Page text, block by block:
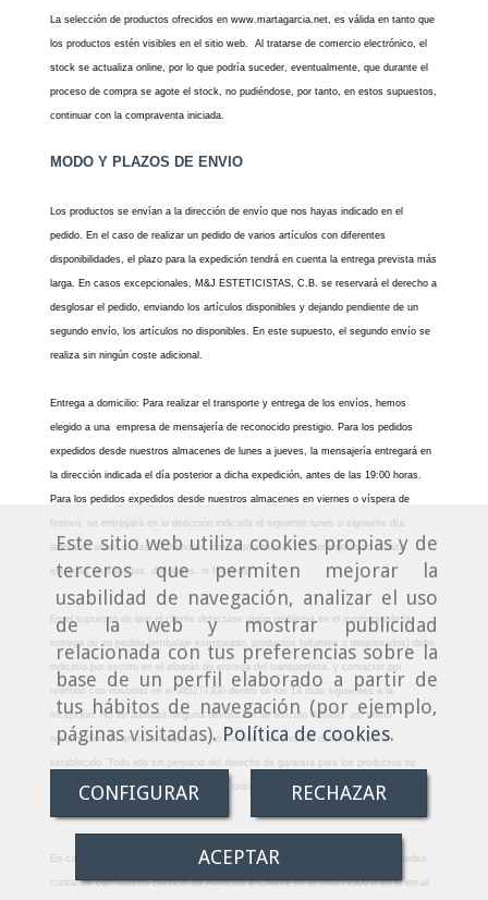
Este sitio web utiliza cookies propias y de
terceros que permiten mejorar la
usabilidad de navegación, analizar el uso
de la web y mostrar publicidad
relacionada con tus preferencias sobre la
base de un perfil elaborado a partir de
tus hábitos de navegación (por ejemplo,
páginas visitadas).Política de cookies.
CONFIGURAR RECHAZAR
ACEPTAR
La selección de productos ofrecidos en www.martagarcia.net, es válida en tanto que
los productos estén visibles en el sitio web. Al tratarse de comercio electrónico, el
stock se actualiza online, por lo que podría suceder, eventualmente, que durante el
proceso de compra se agote el stock, no pudiéndose, por tanto, en estos supuestos,
continuar con la compraventa iniciada.
MODO Y PLAZOS DE ENVIO
Los productos se envían a la dirección de envío que nos hayas indicado en el
pedido. En el caso de realizar un pedido de varios artículos con diferentes
disponibilidades, el plazo para la expedición tendrá en cuenta la entrega prevista más
larga. En casos excepcionales, M&J ESTETICISTAS, C.B. se reservará el derecho a
desglosar el pedido, enviando los artículos disponibles y dejando pendiente de un
segundo envío, los artículos no disponibles. En este supuesto, el segundo envío se
realiza sin ningún coste adicional.
Entrega a domicilio: Para realizar el transporte y entrega de los envíos, hemos
elegido a una empresa de mensajería de reconocido prestigio. Para los pedidos
expedidos desde nuestros almacenes de lunes a jueves, la mensajería entregará en
la dirección indicada el día posterior a dicha expedición, antes de las 19:00 horas.
Para los pedidos expedidos desde nuestros almacenes en viernes o víspera de
festivo, se entregará en la dirección indicada el siguiente lunes o siguiente día
laborable antes de las 19:00 horas, respectivamente. La mensajería no realiza
entregas en sábados, domingos, ni festivos.
En el supuesto de que el cliente detectase algún problema en el momento de la
entrega de su pedido (embalaje estropeado, productos faltantes o deteriorados) debe
indicarlo por escrito en el albarán de entrega del transportista, y contactar por
teléfono con nosotros en el 985277300 dentro de los 14 días siguientes a la
recepción. No se admitirá ninguna devolución de artículo dañado, así como
reclamación de artículo faltante, si no ha sido comunicado dentro del plazo
establecido. Todo ello sin perjuicio del derecho de garantía para los productos no
conformes con el contrato que asiste a todo consumidor, conforme a la normativa
En caso que tu pedido haya sido enviado y no tenga noticias de la entrega, puedes
contactar con nuestro Servicio de Atención al Cliente en el 985277300 o en el email